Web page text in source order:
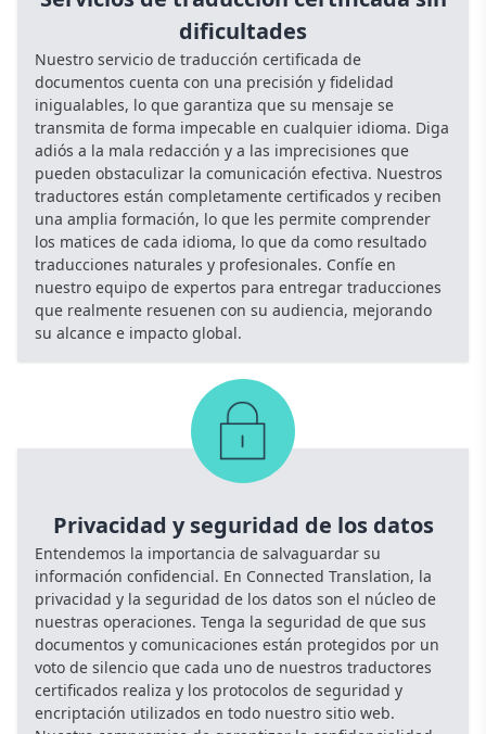
dificultades
Nuestro servicio de traducción certificada de
documentos cuenta con una precisión y fidelidad
inigualables, lo que garantiza que su mensaje se
transmita de forma impecable en cualquier idioma. Diga
adiós a la mala redacción y a las imprecisiones que
pueden obstaculizar la comunicación efectiva. Nuestros
traductores están completamente certificados y reciben
una amplia formación, lo que les permite comprender
los matices de cada idioma, lo que da como resultado
traducciones naturales y profesionales. Confíe en
nuestro equipo de expertos para entregar traducciones
que realmente resuenen con su audiencia, mejorando
su alcance e impacto global.
Privacidad y seguridad de los datos
Entendemos la importancia de salvaguardar su
información confidencial. En Connected Translation, la
privacidad y la seguridad de los datos son el núcleo de
nuestras operaciones. Tenga la seguridad de que sus
documentos y comunicaciones están protegidos por un
voto de silencio que cada uno de nuestros traductores
certificados realiza y los protocolos de seguridad y
encriptación utilizados en todo nuestro sitio web.